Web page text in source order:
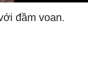
đầm voan.